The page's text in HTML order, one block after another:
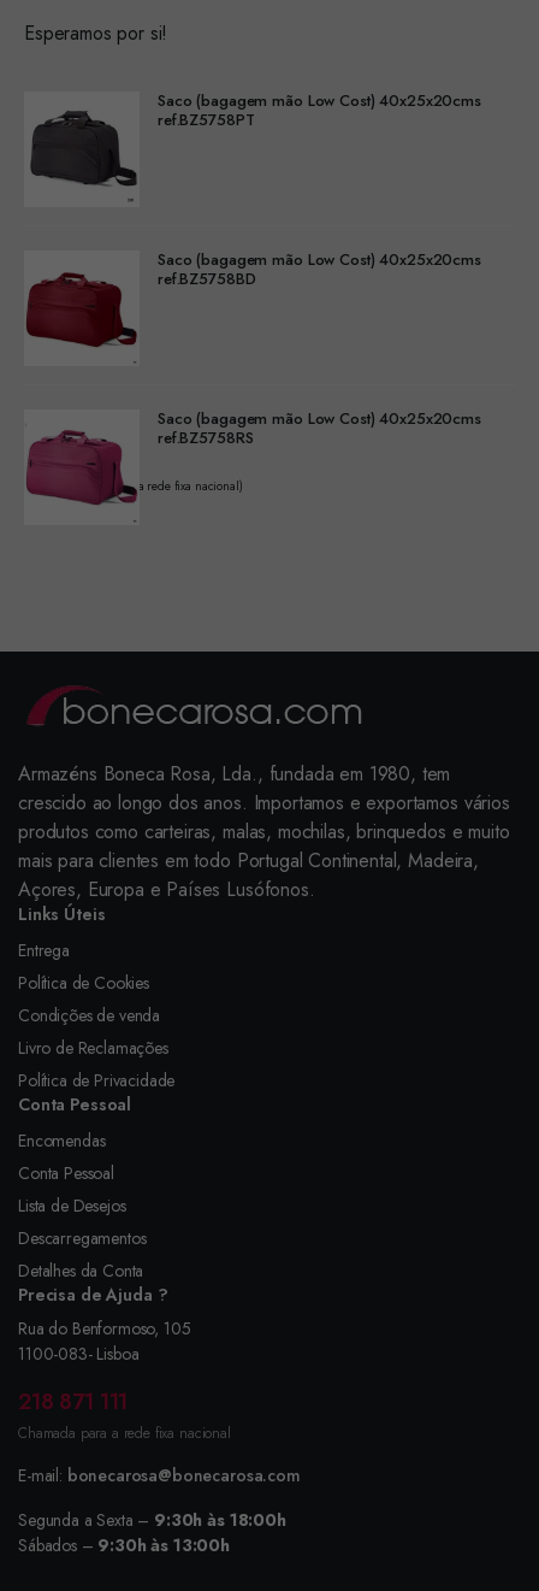
Esperamos por si!
Saco (bagagem mão Low Cost) 40x25x20cms
ref.BZ5758PT
Saco (bagagem mão Low Cost) 40x25x20cms
ref.BZ5758BD
Saco (bagagem mão Low Cost) 40x25x20cms
ref.BZ5758RS
(Chamada para a rede fixa nacional)
Armazéns Boneca Rosa, Lda., fundada em 1980, tem
crescido ao longo dos anos. Importamos e exportamos vários
produtos como carteiras, malas, mochilas, brinquedos e muito
mais para clientes em todo Portugal Continental, Madeira,
Açores, Europa e Países Lusófonos.
Links Úteis
Entrega
Política de Cookies
Condições de venda
Livro de Reclamações
Política de Privacidade
Conta Pessoal
Encomendas
Conta Pessoal
Lista de Desejos
Descarregamentos
Detalhes da Conta
Precisa de Ajuda ?
Rua do Benformoso, 105
1100-083- Lisboa
218 871 111
Chamada para a rede fixa nacional
E-mail: bonecarosa@bonecarosa.com
Segunda a Sexta – 9:30h às 18:00h
Sábados – 9:30h às 13:00h